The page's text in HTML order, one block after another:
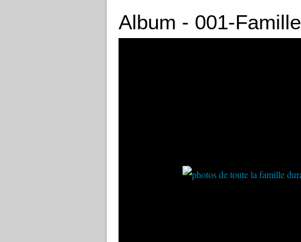
Album - 001-Famille